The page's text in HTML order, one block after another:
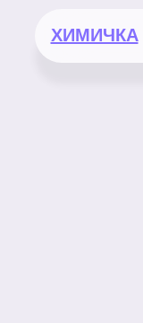
ХИМИЧКА